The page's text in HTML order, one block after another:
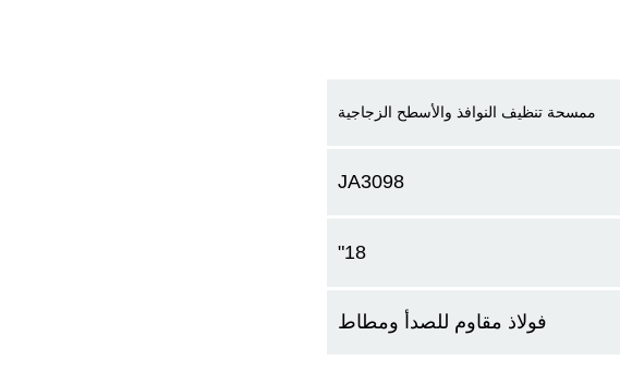
ممسحة تنظيف النوافذ والأسطح الزجاجية
JA3098
18"
فولاذ مقاوم للصدأ ومطاط